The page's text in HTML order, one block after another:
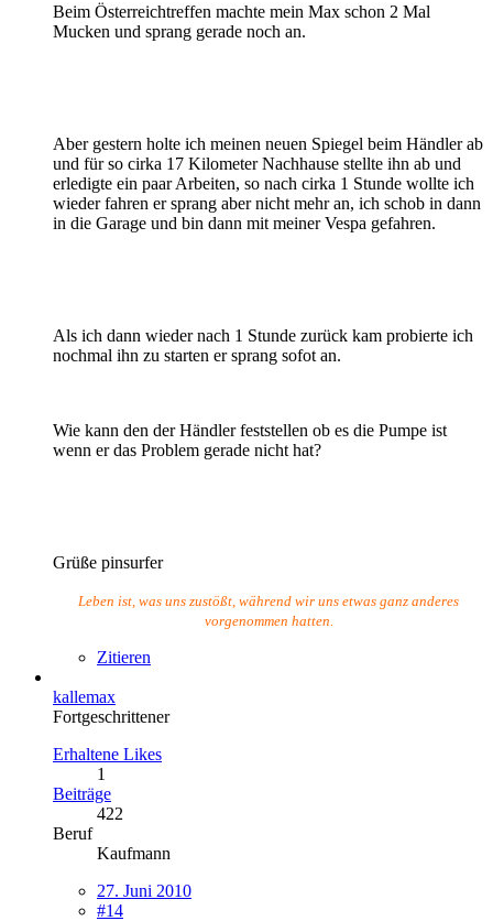
Beim Österreichtreffen machte mein Max schon 2 Mal
Mucken und sprang gerade noch an.
Aber gestern holte ich meinen neuen Spiegel beim Händler ab
und für so cirka 17 Kilometer Nachhause stellte ihn ab und
erledigte ein paar Arbeiten, so nach cirka 1 Stunde wollte ich
wieder fahren er sprang aber nicht mehr an, ich schob in dann
in die Garage und bin dann mit meiner Vespa gefahren.
Als ich dann wieder nach 1 Stunde zurück kam probierte ich
nochmal ihn zu starten er sprang sofot an.
Wie kann den der Händler feststellen ob es die Pumpe ist
wenn er das Problem gerade nicht hat?
Grüße pinsurfer
Leben ist, was uns zustößt, während wir uns etwas ganz anderes
vorgenommen hatten.
Zitieren
kallemax
Fortgeschrittener
Erhaltene Likes
1
Beiträge
422
Beruf
Kaufmann
27. Juni 2010
#14